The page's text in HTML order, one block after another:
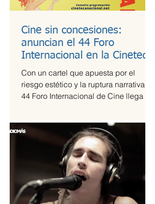
Cine sin concesiones:
anuncian el 44 Foro
Internacional en la Cineteca
Nacional
Con un cartel que apuesta por el
riesgo estético y la ruptura narrativa, el
44 Foro Internacional de Cine llega a
de vanguardia.